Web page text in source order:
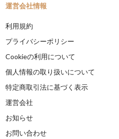
運営会社情報
利用規約
プライバシーポリシー
Cookieの利用について
個人情報の取り扱いについて
特定商取引法に基づく表示
運営会社
お知らせ
お問い合わせ